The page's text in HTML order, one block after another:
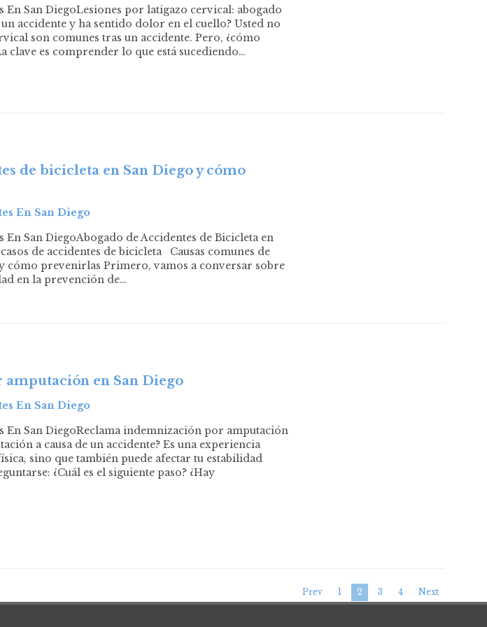
En San DiegoLesiones por latigazo cervical: abogado
accidente y ha sentido dolor en el cuello? Usted no
son comunes tras un accidente. Pero, ¿cómo
clave es comprender lo que está sucediendo…
de bicicleta en San Diego y cómo
En San Diego
En San DiegoAbogado de Accidentes de Bicicleta en
de accidentes de bicicleta Causas comunes de
cómo prevenirlas Primero, vamos a conversar sobre
en la prevención de…
en San Diego
En San Diego
En San DiegoReclama indemnización por amputación
a causa de un accidente? Es una experiencia
sino que también puede afectar tu estabilidad
¿Cuál es el siguiente paso? ¿Hay
Prev 1 2 3 4 Next